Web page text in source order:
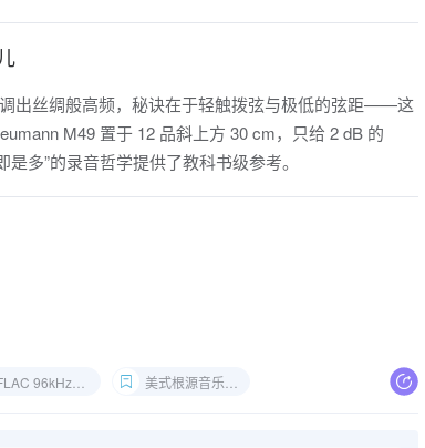
调出丝绸般高频，秘诀在于轻触拨弦与极低的弦距——这
M49 置于 12 品斜上方 30 cm，只给 2 dB 的
多”的录音哲学提供了教科书级参考。
96kHz网盘 美式根源音乐无损